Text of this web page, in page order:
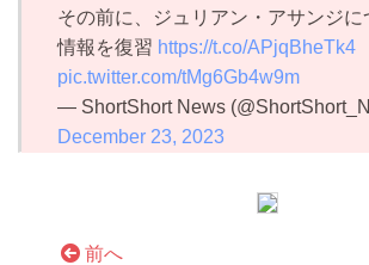
その前に、ジュリアン・アサンジに
情報を復習 https://t.co/APjqBheTk4
pic.twitter.com/tMg6Gb4w9m
— ShortShort News
December 23, 2023
前へ